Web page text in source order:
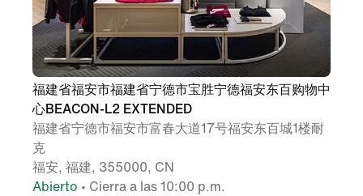
福建省福安市福建省宁德市宝胜宁德福安东百购物中
心BEACON-L2 EXTENDED
福建省宁德市福安市富春大道17号福安东百城1楼耐
克
福安, 福建, 355000, CN
Abierto • Cierra a las 10:00 p.m.